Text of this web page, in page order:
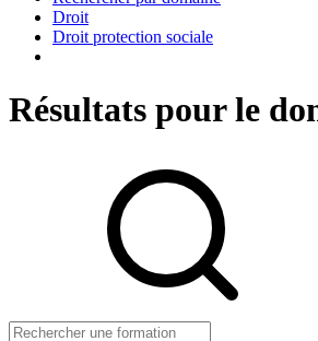
Droit
Droit protection sociale
Résultats pour le